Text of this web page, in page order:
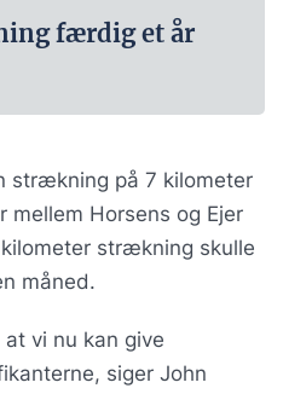
færdig et år
strækning på 7 kilometer
mellem Horsens og Ejer
strækning skulle
måned.
vi nu kan give
siger John